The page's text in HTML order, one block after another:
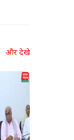
और देखे